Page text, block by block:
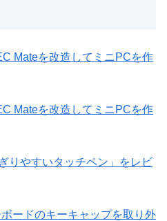
Mateを改造してミニPCを作
Mateを改造してミニPCを作
りやすいタッチペン」をレビ
ードのキーキャップを取り外